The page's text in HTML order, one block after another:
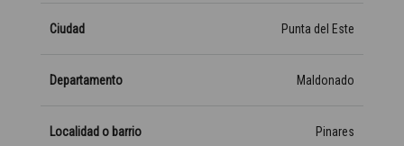
Ciudad Punta del Este
Departamento Maldonado
Localidad o barrio Pinares